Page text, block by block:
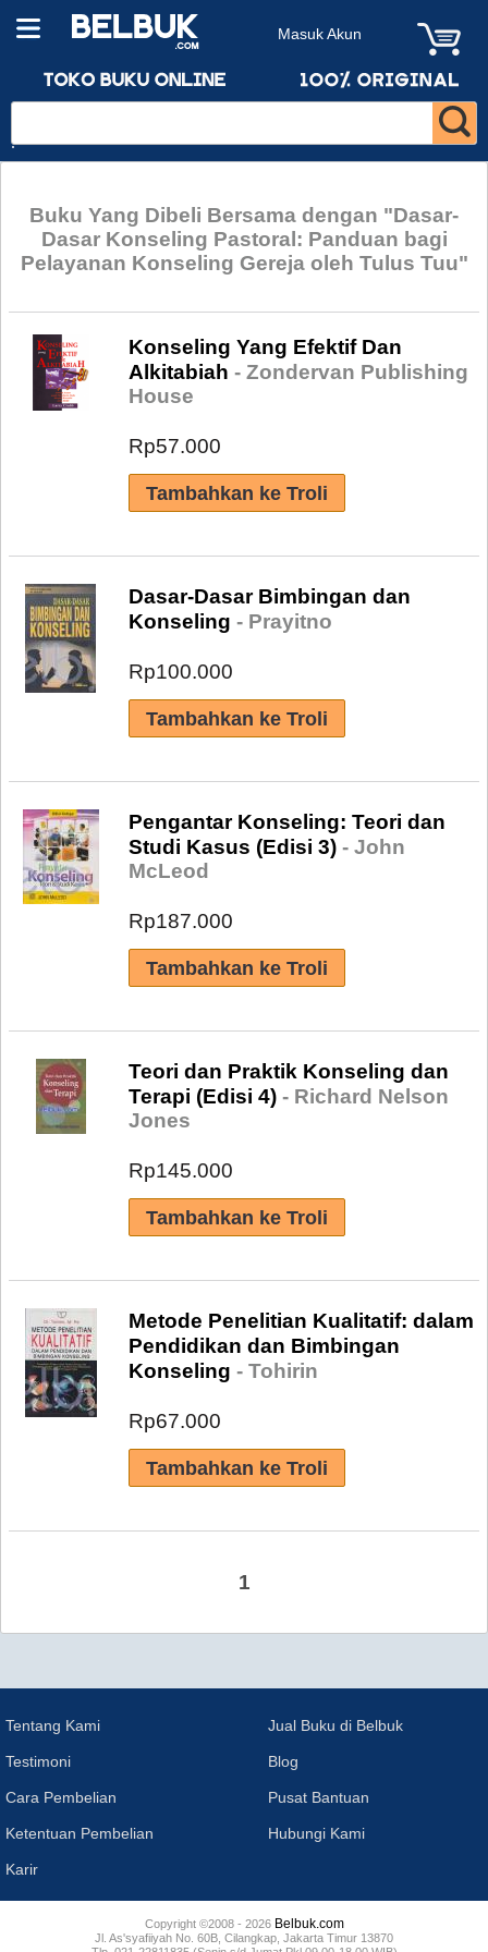
Masuk Akun
Buku Yang Dibeli Bersama dengan "Dasar-
Dasar Konseling Pastoral: Panduan bagi
Pelayanan Konseling Gereja oleh Tulus Tuu"
Konseling Yang Efektif Dan
Alkitabiah - Zondervan Publishing
House
Rp57.000
Dasar-Dasar Bimbingan dan
Konseling - Prayitno
Rp100.000
Pengantar Konseling: Teori dan
Studi Kasus (Edisi 3) - John
McLeod
Rp187.000
Teori dan Praktik Konseling dan
Terapi (Edisi 4) - Richard Nelson
Jones
Rp145.000
Metode Penelitian Kualitatif: dalam
Pendidikan dan Bimbingan
Konseling - Tohirin
Rp67.000
1
Tentang Kami
Testimoni
Cara Pembelian
Ketentuan Pembelian
Karir
Jual Buku di Belbuk
Blog
Pusat Bantuan
Hubungi Kami
Copyright ©2008 - 2026 Belbuk.com
Jl. As'syafiiyah No. 60B, Cilangkap, Jakarta Timur 13870